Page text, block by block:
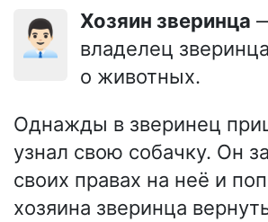
👨🏻‍💼 Хозяин зверинца
владелец
о животных.
Однажды в зверинец
узнал свою собачку. Он
своих правах на неё и
хозяина зверинца